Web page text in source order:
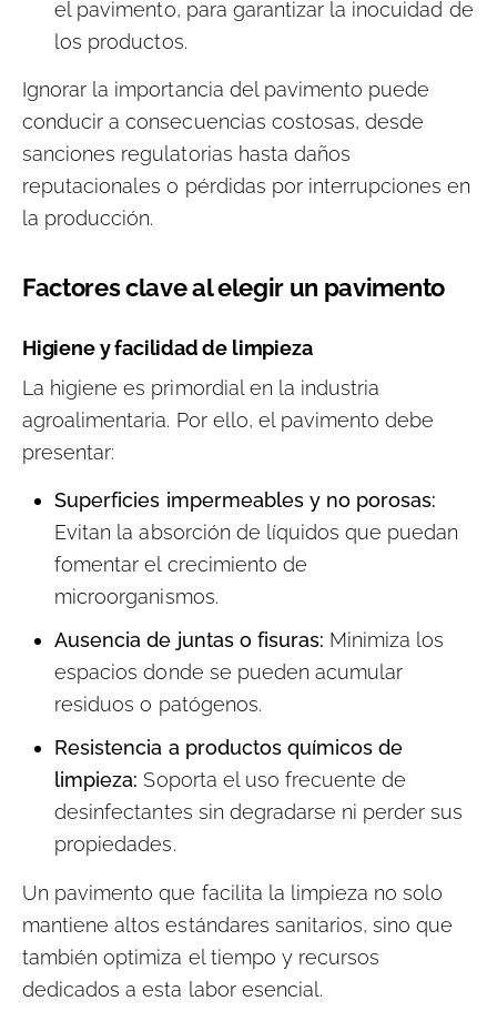
el pavimento, para garantizar la inocuidad de
los productos.
Ignorar la importancia del pavimento puede
conducir a consecuencias costosas, desde
sanciones regulatorias hasta daños
reputacionales o pérdidas por interrupciones en
la producción.
Factores clave al elegir un pavimento
Higiene y facilidad de limpieza
La higiene es primordial en la industria
agroalimentaria. Por ello, el pavimento debe
presentar:
Superficies impermeables y no porosas:
Evitan la absorción de líquidos que puedan
fomentar el crecimiento de
microorganismos.
Ausencia de juntas o fisuras: Minimiza los
espacios donde se pueden acumular
residuos o patógenos.
Resistencia a productos químicos de
limpieza: Soporta el uso frecuente de
desinfectantes sin degradarse ni perder sus
propiedades.
Un pavimento que facilita la limpieza no solo
mantiene altos estándares sanitarios, sino que
también optimiza el tiempo y recursos
dedicados a esta labor esencial.